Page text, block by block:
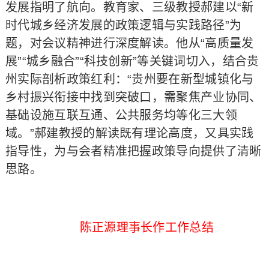
发展指明了航向。教育家、三级教授郝建以“新
时代城乡经济发展的政策逻辑与实践路径”为
题，对会议精神进行深度解读。他从“高质量发
展”“城乡融合”“科技创新”等关键词切入，结合贵
州实际剖析政策红利：“贵州要在新型城镇化与
乡村振兴衔接中找到突破口，需聚焦产业协同、
基础设施互联互通、公共服务均等化三大领
域。”郝建教授的解读既有理论高度，又具实践
指导性，为与会者精准把握政策导向提供了清晰
思路。
陈正源理事长作工作总结